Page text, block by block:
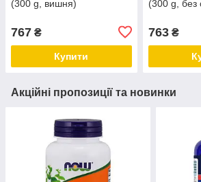
(300 g, вишня)
767 ₴
Купити
(300 g, без
763₴
Акційні пропозиції та новинки